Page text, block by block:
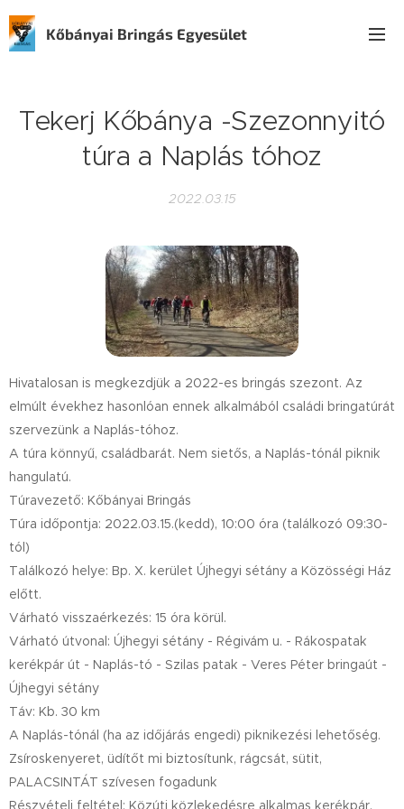
Kőbányai Bringás Egyesület
Tekerj Kőbánya -Szezonnyitó
túra a Naplás tóhoz
2022.03.15
Hivatalosan is megkezdjük a 2022-es bringás szezont. Az
elmúlt évekhez hasonlóan ennek alkalmából családi bringatúrát
szervezünk a Naplás-tóhoz.
A túra könnyű, családbarát. Nem sietős, a Naplás-tónál piknik
hangulatú.
Túravezető: Kőbányai Bringás
Túra időpontja: 2022.03.15.(kedd), 10:00 óra (találkozó 09:30-
tól)
Találkozó helye: Bp. X. kerület Újhegyi sétány a Közösségi Ház
előtt.
Várható visszaérkezés: 15 óra körül.
Várható útvonal: Újhegyi sétány - Régivám u. - Rákospatak
kerékpár út - Naplás-tó - Szilas patak - Veres Péter bringaút -
Újhegyi sétány
Táv: Kb. 30 km
A Naplás-tónál (ha az időjárás engedi) piknikezési lehetőség.
Zsíroskenyeret, üdítőt mi biztosítunk, rágcsát, sütit,
PALACSINTÁT szívesen fogadunk 🙂
Részvételi feltétel: Közúti közlekedésre alkalmas kerékpár.